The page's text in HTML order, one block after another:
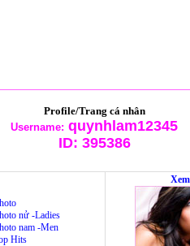
Profile/Trang cá nhân
Username: quynhlam12345
ID: 395386
nử -Ladies
nam -Men
Hits